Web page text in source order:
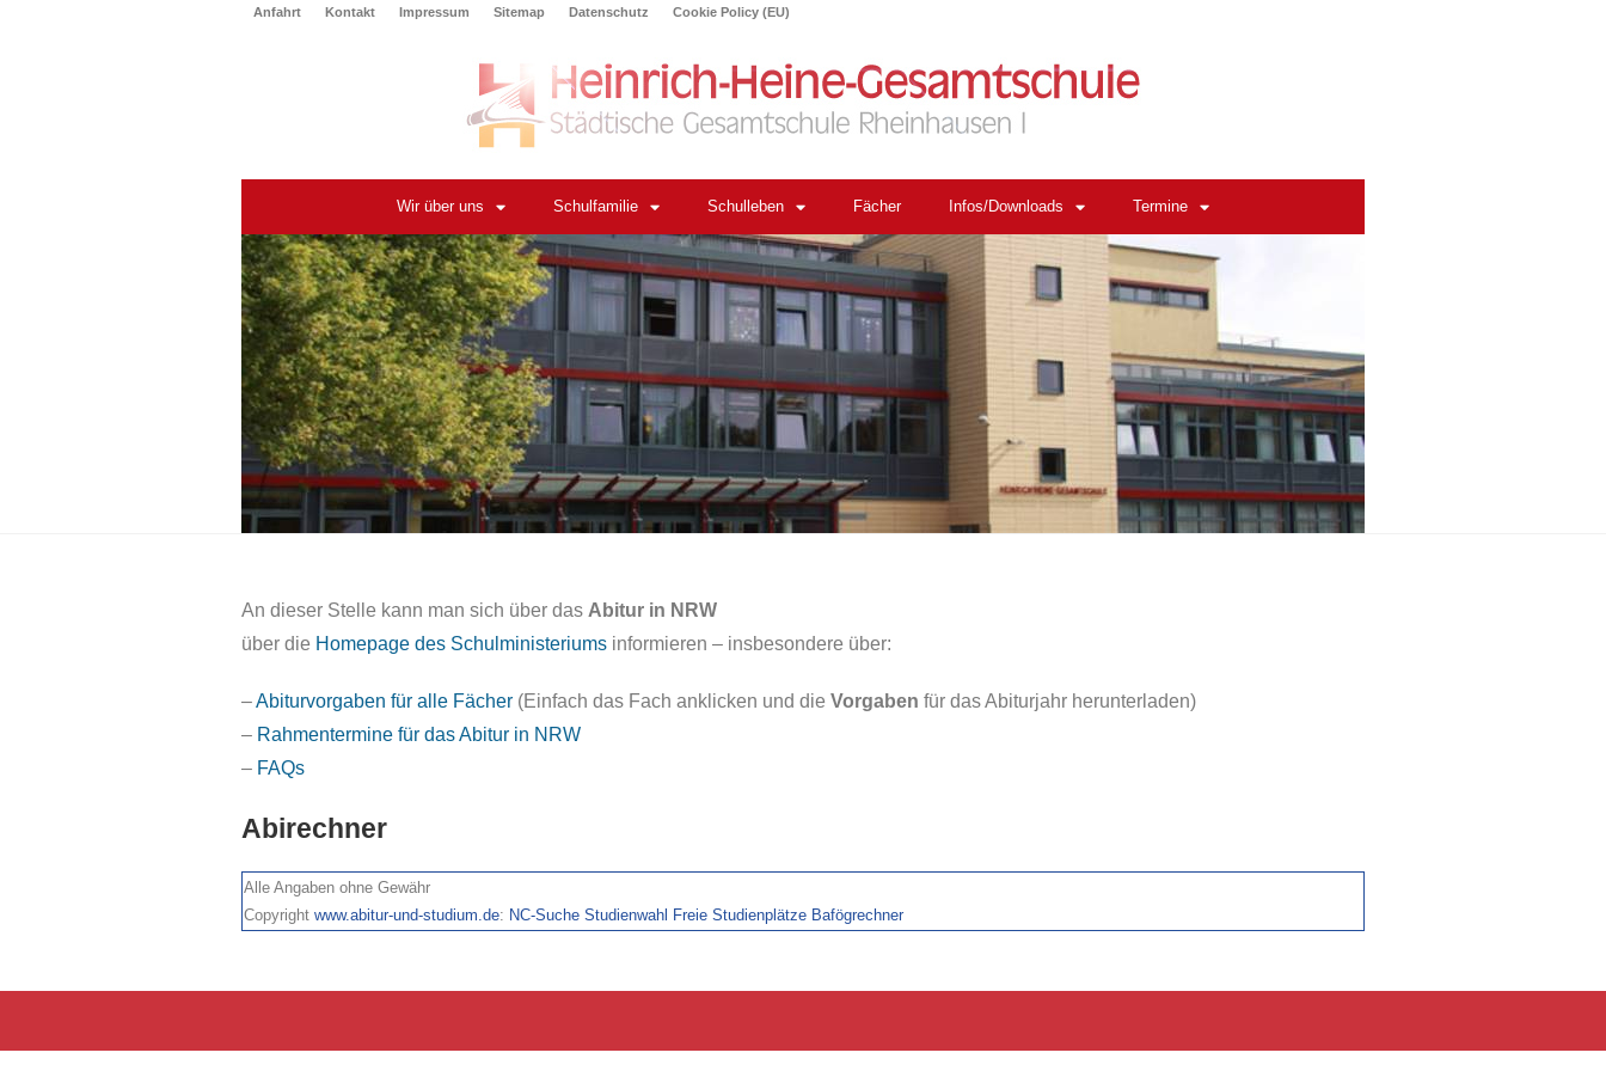
Anfahrt Kontakt Impressum Sitemap Datenschutz Cookie Policy (EU)
Wir über uns Schulfamilie Schulleben Fächer Infos/Downloads Termine
An dieser Stelle kann man sich über das Abitur in NRW
über die Homepage des Schulministeriums informieren – insbesondere über:
–Abiturvorgaben für alle Fächer (Einfach das Fach anklicken und die Vorgaben für das Abiturjahr herunterladen)
– Rahmentermine für das Abitur in NRW
– FAQs
Abirechner
Alle Angaben ohne Gewähr
Copyright www.abitur-und-studium.de: NC-Suche Studienwahl Freie Studienplätze Bafögrechner